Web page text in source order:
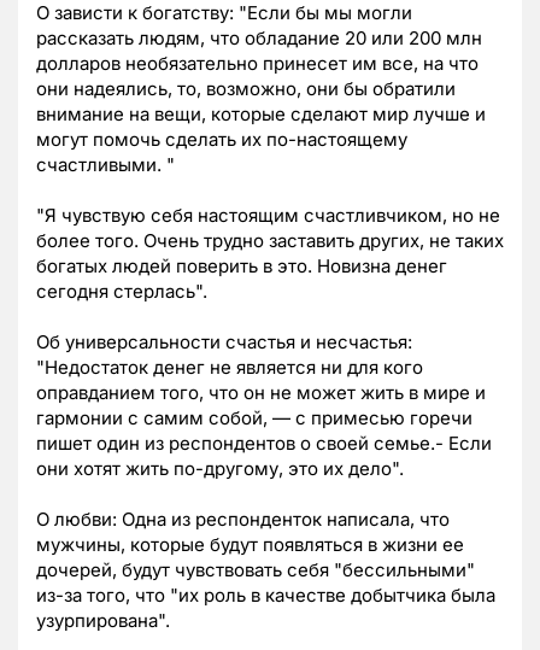
О зависти к богатству: "Если бы мы могли
рассказать людям, что обладание 20 или 200 млн
долларов необязательно принесет им все, на что
они надеялись, то, возможно, они бы обратили
внимание на вещи, которые сделают мир лучше и
могут помочь сделать их по-настоящему
счастливыми. "
"Я чувствую себя настоящим счастливчиком, но не
более того. Очень трудно заставить других, не таких
богатых людей поверить в это. Новизна денег
сегодня стерлась".
Об универсальности счастья и несчастья:
"Недостаток денег не является ни для кого
оправданием того, что он не может жить в мире и
гармонии с самим собой, — с примесью горечи
пишет один из респондентов о своей семье.- Если
они хотят жить по-другому, это их дело".
О любви: Одна из респонденток написала, что
мужчины, которые будут появляться в жизни ее
дочерей, будут чувствовать себя "бессильными"
из-за того, что "их роль в качестве добытчика была
узурпирована".